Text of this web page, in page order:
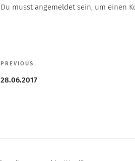
Du musst angemeldetsein, um einen
Beitragsnavigation
Previous
Post
PREVIOUS
28.06.2017